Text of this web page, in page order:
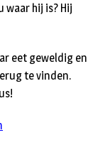
waar hij is? Hij
eet geweldig en
te vinden.